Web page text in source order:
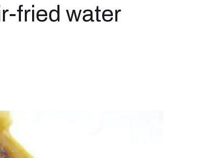
fried water